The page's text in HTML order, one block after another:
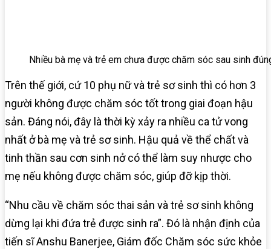
Nhiều bà mẹ và trẻ em chưa được chăm sóc sau sinh
Trên thế giới, cứ 10 phụ nữ và trẻ sơ sinh thì có hơn 3
người không được chăm sóc tốt trong giai đoạn hậu
sản. Đáng nói, đây là thời kỳ xảy ra nhiều ca tử vong
nhất ở bà mẹ và trẻ sơ sinh. Hậu quả về thể chất và
tinh thần sau cơn sinh nở có thể làm suy nhược cho
mẹ nếu không được chăm sóc, giúp đỡ kịp thời.
“Nhu cầu về chăm sóc thai sản và trẻ sơ sinh không
dừng lại khi đứa trẻ được sinh ra”. Đó là nhận định của
tiến sĩ Anshu Banerjee, Giám đốc Chăm sóc sức khỏe